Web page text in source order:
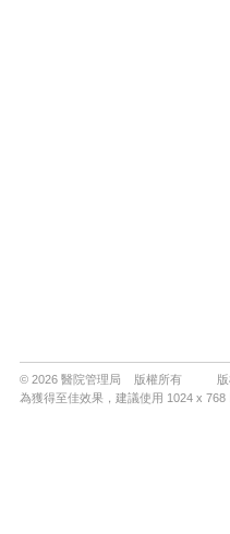
© 2026 醫院管理局 版權所有
為獲得至佳效果，建議使用 1024 x 768